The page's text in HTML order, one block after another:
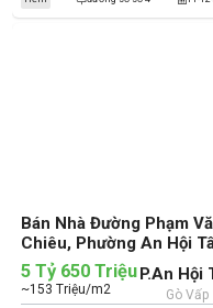
Bán Nhà Đường Phạm
Chiêu, Phường An Hội
Quận Gò Vấp (cũ)
5 Tỷ 650 Triệu
~153 Triệu/m2
P.An Hội
Gò Vấp